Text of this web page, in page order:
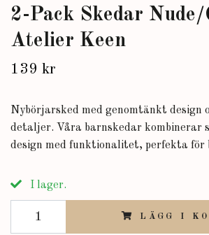
2-Pack Skedar
Atelier Keen
139 kr
Nybörjarsked med genomtänkt design
detaljer. Våra barnskedar kombinerar
design med funktionalitet, perfekta för
I lager.
LÄGG I